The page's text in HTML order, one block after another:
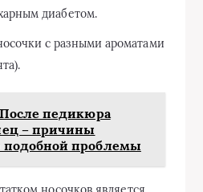
диабетом.
с разными ароматами
После педикюра
– причины
подобной проблемы